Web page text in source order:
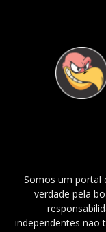
Somos um portal
verdade pela
independentes não